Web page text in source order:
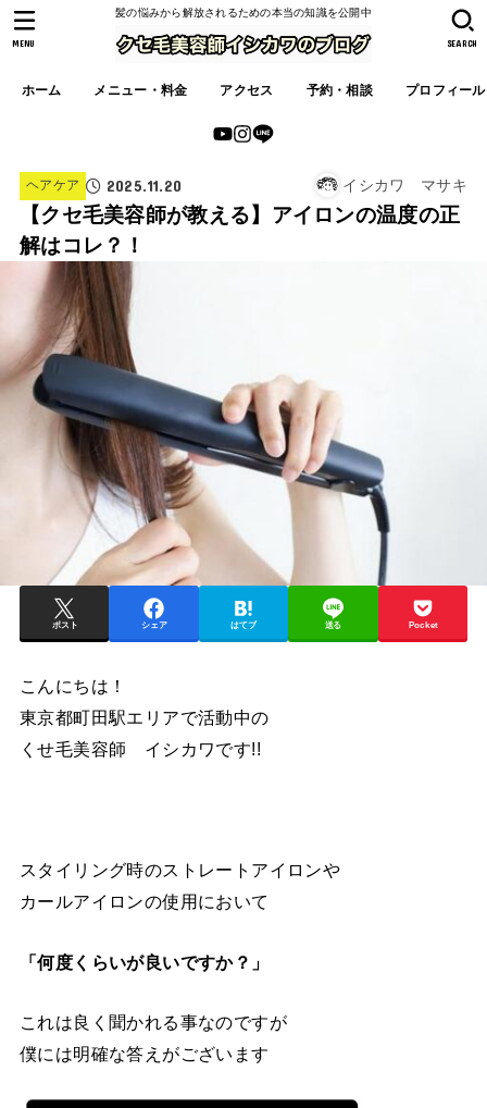
髪の悩みから解放されるための本当の知識を公開中
ホーム メニュー・料金 アクセス 予約・相談 プロフィール
SEARCH
MENU
ヘアケア 2025.11.20 イシカワ マサキ
【クセ毛美容師が教える】アイロンの温度の正
解はコレ？！
ポスト シェア はてブ 送る Pocket
こんにちは！
東京都町田駅エリアで活動中の
くせ毛美容師 イシカワです!!
スタイリング時のストレートアイロンや
カールアイロンの使用において
「何度くらいが良いですか？」
これは良く聞かれる事なのですが
僕には明確な答えがございます